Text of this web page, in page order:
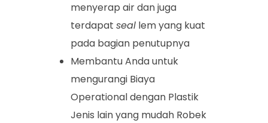
menyerap air dan juga
terdapat seallem yang kuat
pada bagian penutupnya
Membantu Anda untuk
mengurangi Biaya
Operational dengan Plastik
Jenis lain yang mudah Robek